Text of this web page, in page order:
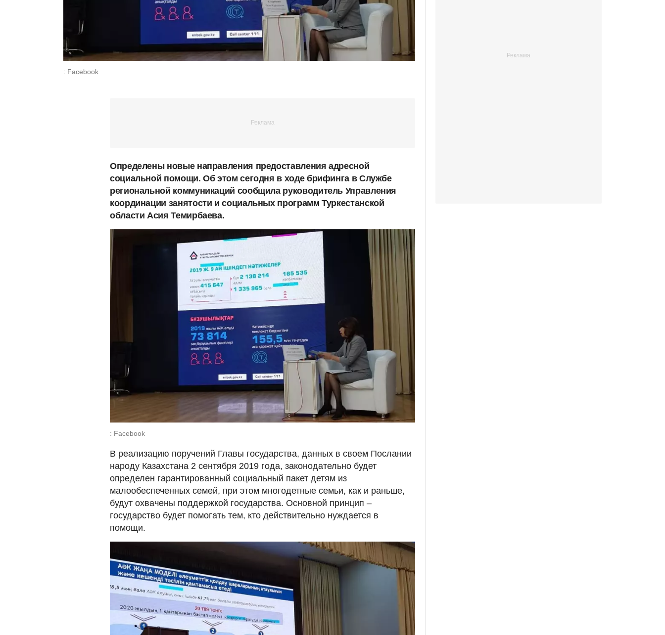
: Facebook
Определены новые направления предоставления адресной
социальной помощи. Об этом сегодня в ходе брифинга в Службе
региональной коммуникаций сообщила руководитель Управления
координации занятости и социальных программ Туркестанской
области Асия Темирбаева.
: Facebook
В реализацию поручений Главы государства, данных в своем Послании
народу Казахстана 2 сентября 2019 года, законодательно будет
определен гарантированный социальный пакет детям из
малообеспеченных семей, при этом многодетные семьи, как и раньше,
будут​ охвачены поддержкой государства. Основной принцип –
государство будет помогать тем, кто действительно нуждается в
помощи.